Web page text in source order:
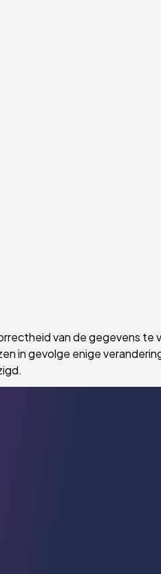
van de gegevens
in gevolge enige